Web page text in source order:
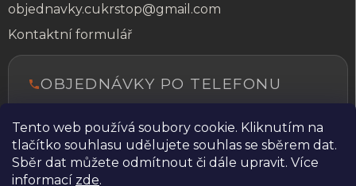
Tento web používá soubory cookie. Kliknutím na
tlačítko souhlasu udělujete souhlas se sběrem dat.
Sběr dat můžete odmítnout či dále upravit. Více
informací zde.
objednavky.cukrstop@gmail.com
Kontaktní formulář
OBJEDNÁVKY PO TELEFONU
+420 606 026 880
Rádi vám poradíme a pomůžeme s
objednávkou.